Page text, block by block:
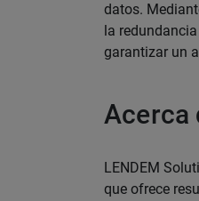
datos.
la
garantizar un
Acerca
LENDEM
que ofrece